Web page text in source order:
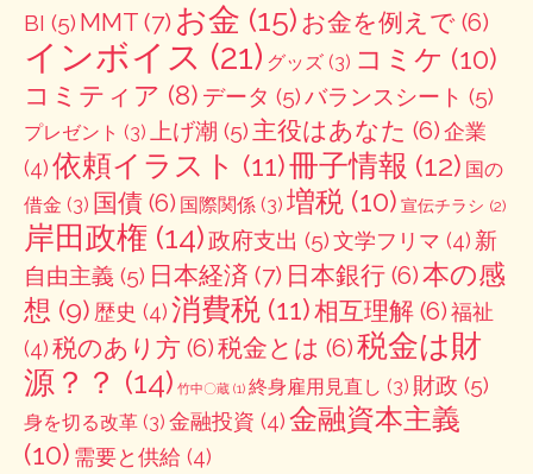
BI (5) MMT (7) お金 (15) お金を例えで (6)
インボイス (21) グッズ (3) コミケ (10)
コミティア (8) データ (5)バランスシート (5)
プレゼント (3) 上げ潮 (5) 主役はあなた (6)企業
(4)依頼イラスト (11)冊子情報 (12) 国の
借金 (3) 国債 (6) 国際関係 (3) 増税 (10) 宣伝チラシ (2)
岸田政権 (14)政府支出 (5)文学フリマ (4) 新
自由主義 (5) 日本経済 (7) 日本銀行 (6)本の感
想 (9) 歴史 (4)消費税 (11)相互理解 (6)福祉
(4)税のあり方 (6)税金とは (6)税金は財
源？？ (14) 竹中〇蔵 (1) 終身雇用見直し (3) 財政 (5)
身を切る改革 (3) 金融投資 (4)金融資本主義
(10) 需要と供給 (4)